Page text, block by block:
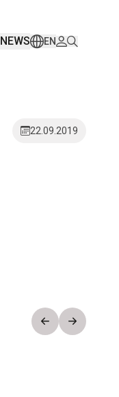
NEWS EN
22.09.2019